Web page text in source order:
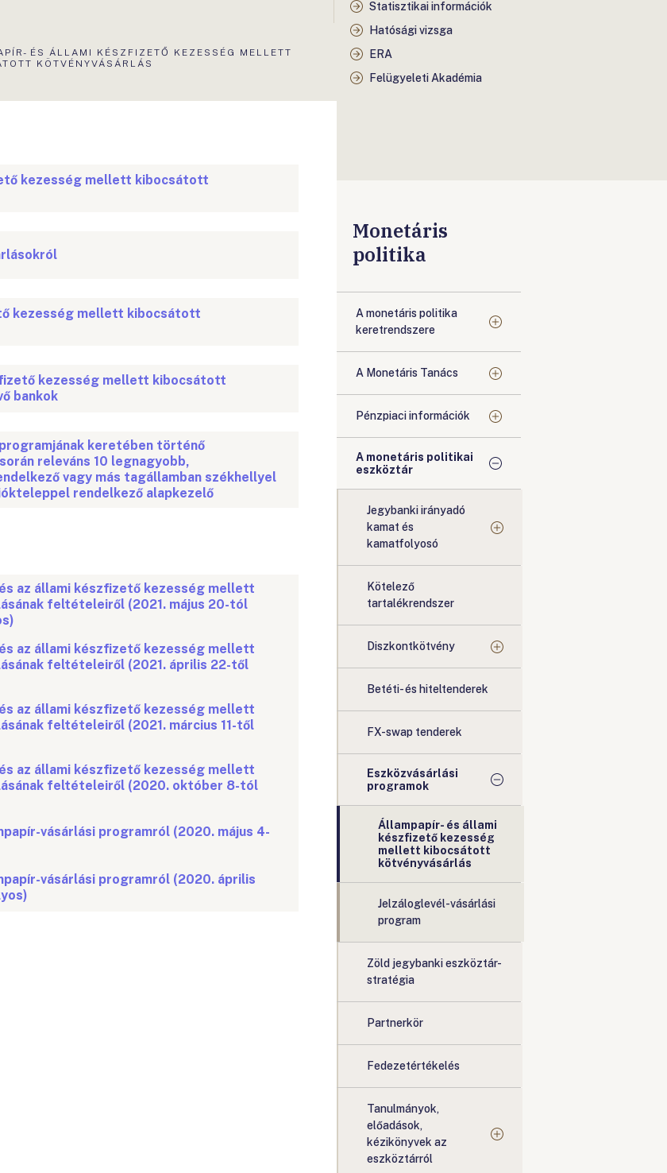
ÉS ÁLLAMI KÉSZFIZETŐ KEZESSÉG MELLETT
KÖTVÉNYVÁSÁRLÁS
Statisztikai információk
Hatósági vizsga
ERA
Felügyeleti Akadémia
kezesség mellett kibocsátott
kezesség mellett kibocsátott
kezesség mellett kibocsátott
bankok
keretében történő
releváns 10 legnagyobb,
vagy más tagállamban székhellyel
rendelkező alapkezelő
az állami készfizető kezesség mellett
feltételeiről (2021. május 20-tól
az állami készfizető kezesség mellett
feltételeiről (2021. április 22-től
az állami készfizető kezesség mellett
feltételeiről (2021. március 11-től
az állami készfizető kezesség mellett
feltételeiről (2020. október 8-tól
vásárlási programról (2020. május 4-
vásárlási programról (2020. április
Monetáris
politika
A monetáris politika
keretrendszere
A Monetáris Tanács
Pénzpiaci információk
A monetáris politikai
eszköztár
Jegybanki irányadó
kamat és
kamatfolyosó
Kötelező
tartalékrendszer
Diszkontkötvény
Betéti- és hiteltenderek
FX-swap tenderek
Eszközvásárlási
programok
Állampapír- és állami
készfizető kezesség
mellett kibocsátott
kötvényvásárlás
Jelzáloglevél-vásárlási
program
Zöld jegybanki eszköztár-
stratégia
Partnerkör
Fedezetértékelés
Tanulmányok,
előadások,
kézikönyvek az
eszköztárról